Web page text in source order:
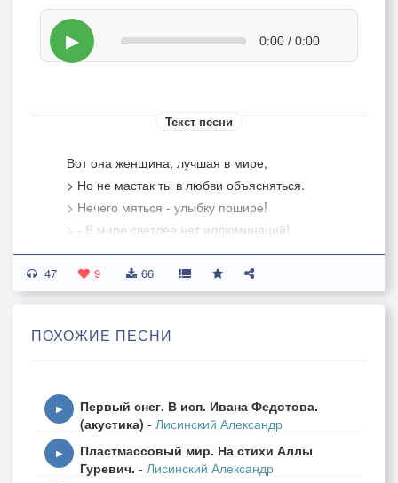
▶ 0:00 / 0:00
Текст песни
Вот она женщина, лучшая в мире,
> Но не мастак ты в любви объясняться.
> Нечего мяться - улыбку пошире!
> - В мире светлее нет иллюминаций!
>
> Припев:
>
> То не надо пустой болтовни!
>
> 2-й куплет:
>
> Лучшая женщина в этом сезоне!?
47 9 66
ПОХОЖИЕ ПЕСНИ
▶
Первый снег. В исп. Ивана Федотова.
(акустика) - Лисинский Александр
▶
Пластмассовый мир. На стихи Аллы
Гуревич. - Лисинский Александр